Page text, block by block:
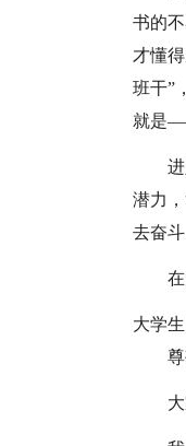
书的
才懂
班干”
就是
潜力
去奋
大学